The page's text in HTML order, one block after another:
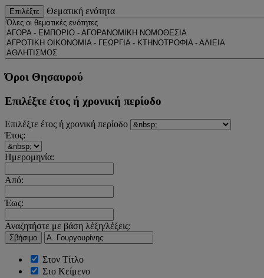
Επιλέξτε Θεματική ενότητα
Όροι Θησαυρού
Επιλέξτε έτος ή χρονική περίοδο
Επιλέξτε έτος ή χρονική περίοδο
Έτος:
Ημερομηνία:
Από:
Έως:
Αναζητήστε με βάση λέξη/λέξεις:
Σβήσιμο
Στον Τίτλο
Στο Κείμενο